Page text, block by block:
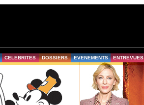
CELEBRITES DOSSIERS EVENEMENTS ENTREVUES